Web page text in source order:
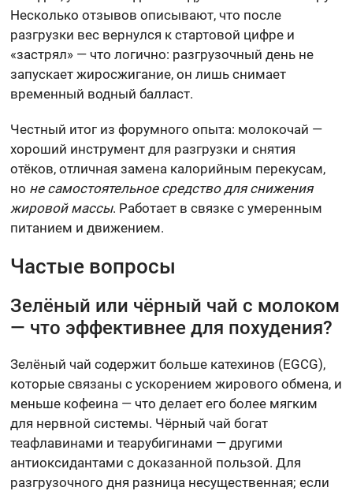
Несколько отзывов описывают, что после
разгрузки вес вернулся к стартовой цифре и
«застрял» — что логично: разгрузочный день не
запускает жиросжигание, он лишь снимает
временный водный балласт.
Честный итог из форумного опыта: молокочай —
хороший инструмент для разгрузки и снятия
отёков, отличная замена калорийным перекусам,
но не самостоятельное средство для снижения
жировой массы. Работает в связке с умеренным
питанием и движением.
Частые вопросы
Зелёный или чёрный чай с молоком
— что эффективнее для похудения?
Зелёный чай содержит больше катехинов (EGCG),
которые связаны с ускорением жирового обмена, и
меньше кофеина — что делает его более мягким
для нервной системы. Чёрный чай богат
теафлавинами и теарубигинами — другими
антиоксидантами с доказанной пользой. Для
разгрузочного дня разница несущественная; если